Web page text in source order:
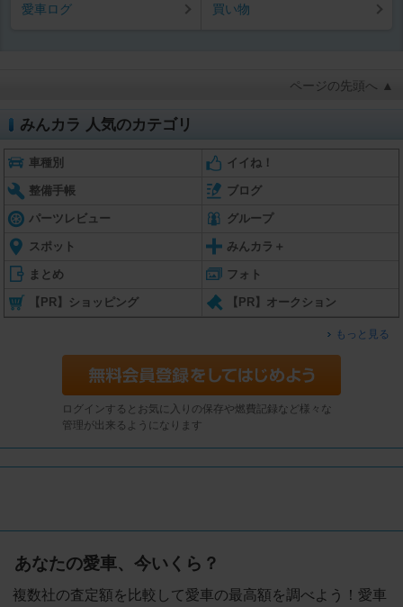
愛車ログ 買い物
ページの先頭へ ▲
みんカラ 人気のカテゴリ
車種別 イイね！
整備手帳 ブログ
パーツレビュー グループ
スポット みんカラ＋
まとめ フォト
【PR】ショッピング 【PR】オークション
もっと見る
ログインするとお気に入りの保存や燃費記録など様々な
管理が出来るようになります
あなたの愛車、今いくら？
複数社の査定額を比較して愛車の最高額を調べよう！愛車